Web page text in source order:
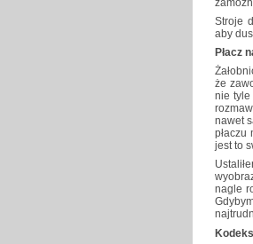
Stroje
aby
Płacz
że
nie tyle
nawet
płaczu
jest to
nagle